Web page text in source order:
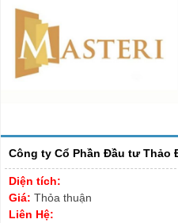
Công ty Cổ Phần Đầu tư Thảo
Diện tích:
Giá: Thỏa thuận
Liên Hệ: